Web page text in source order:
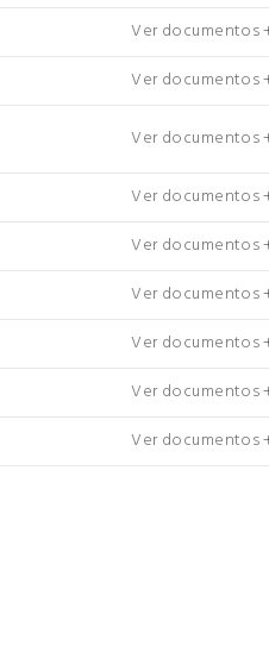
Ver documentos
Ver documentos
Ver documentos
Ver documentos
Ver documentos
Ver documentos
Ver documentos
Ver documentos
Ver documentos